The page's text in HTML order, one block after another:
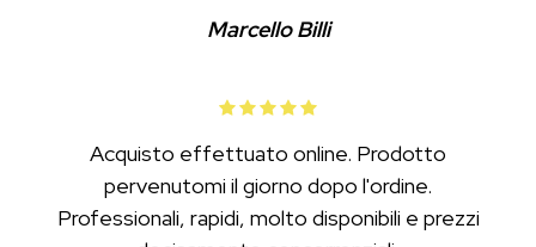
Marcello Billi
Acquisto effettuato online. Prodotto
pervenutomi il giorno dopo l'ordine.
Professionali, rapidi, molto disponibili e prezzi